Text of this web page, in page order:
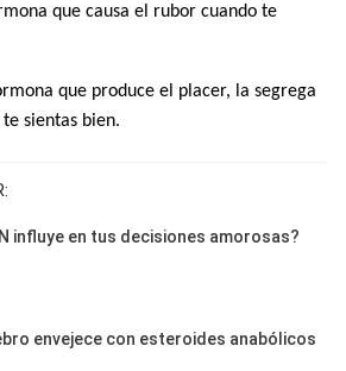
que causa el rubor cuando te
que produce el placer, la segrega
sientas bien.
influye en tus decisiones amorosas?
envejece con esteroides anabólicos